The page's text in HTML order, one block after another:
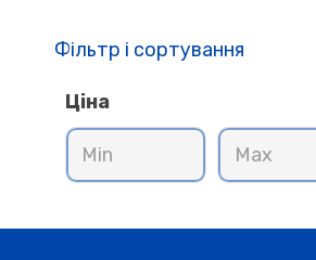
Фільтр і сортування
Ціна